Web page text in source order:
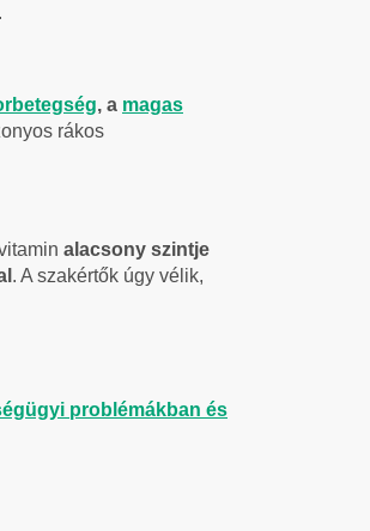
, a magas
rákos
alacsony szintje
. A szakértők úgy vélik,
problémákban és